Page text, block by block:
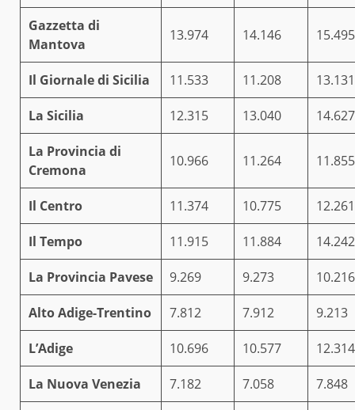
Gazzetta di
Mantova
13.974 14.146 15.495
Il Giornale di Sicilia 11.533 11.208 13.131
La Sicilia 12.315 13.040 14.627
La Provincia di
Cremona
10.966 11.264 11.855
Il Centro 11.374 10.775 12.261
Il Tempo 11.915 11.884 14.242
La Provincia Pavese 9.269 9.273 10.216
Alto Adige-Trentino 7.812 7.912 9.213
L’Adige 10.696 10.577 12.314
La Nuova Venezia 7.182 7.058 7.848